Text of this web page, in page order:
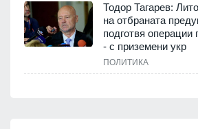
Тодор Тагарев:
на отбраната
подготвя
- с приземени укр
ПОЛИТИКА